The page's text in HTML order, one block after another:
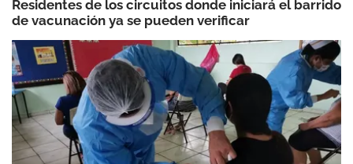
Residentes de los circuitos donde iniciará el barrido
de vacunación ya se pueden verificar